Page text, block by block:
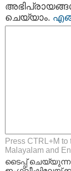
ചെയ്യാം.
Press CTRL+M
Malayalam and
ടൈപ്പ്‌ ചെയ്യുന്ന